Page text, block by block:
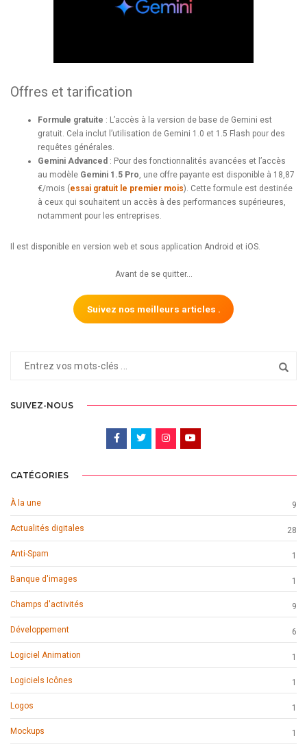
Offres et tarification
Formule gratuite : L’accès à la version de base de Gemini est
gratuit. Cela inclut l’utilisation de Gemini 1.0 et 1.5 Flash pour des
requêtes générales.
Gemini Advanced : Pour des fonctionnalités avancées et l’accès
au modèle Gemini 1.5 Pro, une offre payante est disponible à 18,87
€/mois (essai gratuit le premier mois). Cette formule est destinée
à ceux qui souhaitent un accès à des performances supérieures,
notamment pour les entreprises.
Il est disponible en version web et sous application Android et iOS.
Avant de se quitter…
Suivez nos meilleurs articles .
SUIVEZ-NOUS
CATÉGORIES
À la une 9
Actualités digitales 28
Anti-Spam 1
Banque d'images 1
Champs d'activités 9
Développement 6
Logiciel Animation 1
Logiciels Icônes 1
Logos 1
Mockups 1